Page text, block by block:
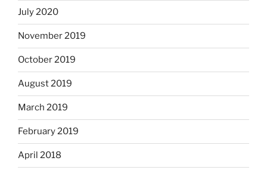
July 2020
November 2019
October 2019
August 2019
March 2019
February 2019
April 2018